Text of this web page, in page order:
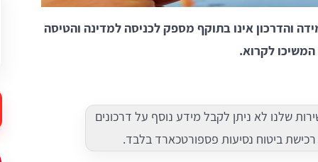
והדרכון אינו בתוקף מספק לכניסה למדינה והטיסה
המשיכו לקרוא.
שלנו לא ניתן לקבל מידע נוסף על דרכונים
ביטוח נסיעות פספורטכארד בלבד.